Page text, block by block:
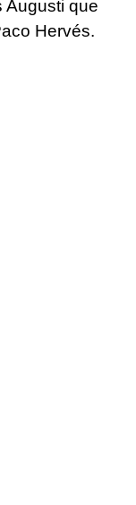
Augusti que
Hervés.